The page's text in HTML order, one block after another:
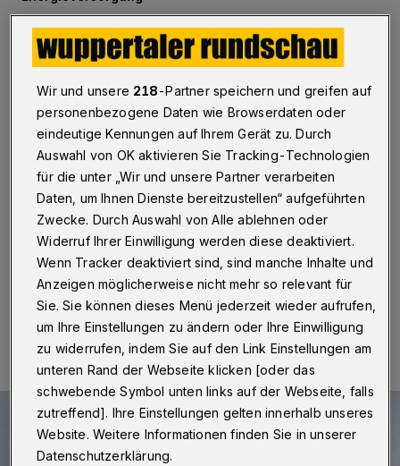
WSW liefern weiter zum
Nachtspeicher-Tarif
Wuppertal·In den vergangenen Wochen haben einige
Versorger angekündigt, die Stromlieferung nach
Nachtspeicher-Tarif zum Jahreswechsel einzustellen.
Einige Kundinnen Kunden befürchteten deshalb, für ihre
Nachtspeicher-Öfen keinen günstigen Strom mehr von
den Wuppertaler Stadtwerke (WSW) zu erhalten. Diese
Sorgen sind nach Angaben des Unternehmens
unbegründet.
05.12.2020 , 08:00 Uhr Eine Minute Lesezeit
Wir und unsere 218-Partner speichern und greifen auf
personenbezogene Daten wie Browserdaten oder
eindeutige Kennungen auf Ihrem Gerät zu. Durch
Auswahl von OK aktivieren Sie Tracking-Technologien
für die unter „Wir und unsere Partner verarbeiten
Daten, um Ihnen Dienste bereitzustellen“ aufgeführten
Zwecke. Durch Auswahl von Alle ablehnen oder
Widerruf Ihrer Einwilligung werden diese deaktiviert.
Wenn Tracker deaktiviert sind, sind manche Inhalte und
Anzeigen möglicherweise nicht mehr so relevant für
Sie. Sie können dieses Menü jederzeit wieder aufrufen,
um Ihre Einstellungen zu ändern oder Ihre Einwilligung
zu widerrufen, indem Sie auf den Link Einstellungen am
unteren Rand der Webseite klicken [oder das
schwebende Symbol unten links auf der Webseite, falls
zutreffend]. Ihre Einstellungen gelten innerhalb unseres
Website. Weitere Informationen finden Sie in unserer
Datenschutzerklärung.